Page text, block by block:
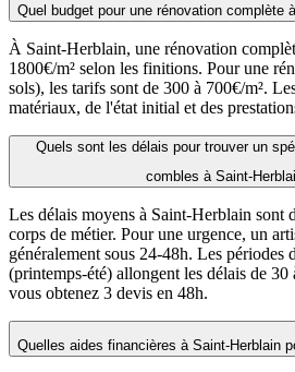
Quel budget pour une rénovation complète
À Saint-Herblain, une rénovation
1800€/m² selon les finitions. Pour une
sols), les tarifs sont de 300 à 700€/m².
matériaux, de l'état initial et des
Quels sont les délais pour trouver un
combles à Saint-
Les délais moyens à Saint-Herblain sont
corps de métier. Pour une urgence, un
généralement sous 24-48h. Les périodes
(printemps-été) allongent les délais de
vous obtenez 3 devis en 48h.
Quelles aides financières à Saint-Herblain